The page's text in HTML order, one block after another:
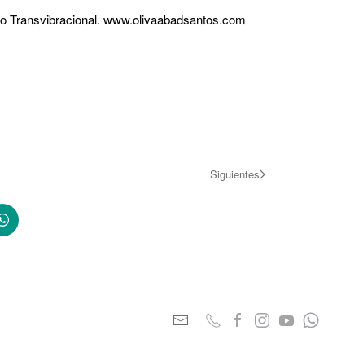
Transvibracional. www.olivaabadsantos.com
Siguientes